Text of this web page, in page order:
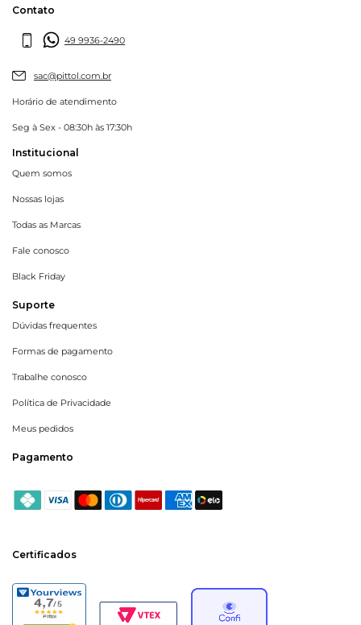
Contato
49 9936-2490
sac@pittol.com.br
Horário de atendimento
Seg à Sex - 08:30h às 17:30h
Institucional
Quem somos
Nossas lojas
Todas as Marcas
Fale conosco
Black Friday
Suporte
Dúvidas frequentes
Formas de pagamento
Trabalhe conosco
Política de Privacidade
Meus pedidos
Pagamento
Certificados